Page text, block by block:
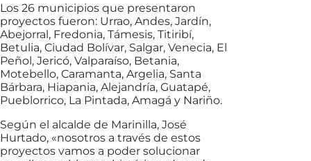
Los 26 municipios que presentaron
proyectos fueron: Urrao, Andes, Jardín,
Abejorral, Fredonia, Támesis, Titiribí,
Betulia, Ciudad Bolívar, Salgar, Venecia, El
Peñol, Jericó, Valparaíso, Betania,
Motebello, Caramanta, Argelia, Santa
Bárbara, Hiapania, Alejandría, Guatapé,
Pueblorrico, La Pintada, Amagá y Nariño.
Según el alcalde de Marinilla, José
Hurtado, «nosotros a través de estos
proyectos vamos a poder solucionar